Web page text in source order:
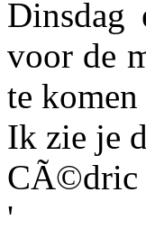
Dinsdag
voor de
te komen
Ik zie je
CÃ©dric
'